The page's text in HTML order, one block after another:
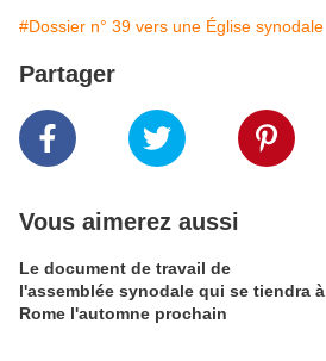
#Dossier n° 39 vers une Église synodale
Partager
Vous aimerez aussi
Le document de travail de
l'assemblée synodale qui se tiendra à
Rome l'automne prochain